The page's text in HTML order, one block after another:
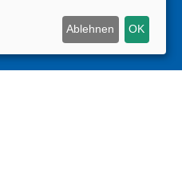
Ablehnen OK